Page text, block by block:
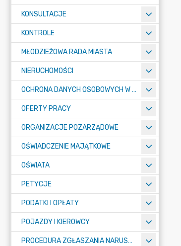
KONSULTACJE
KONTROLE
MŁODZIEŻOWA RADA MIASTA
NIERUCHOMOŚCI
OCHRONA DANYCH OSOBOWYCH W URZĘDZIE MIASTA ŻORY - RODO
OFERTY PRACY
ORGANIZACJE POZARZĄDOWE
OŚWIADCZENIE MAJĄTKOWE
OŚWIATA
PETYCJE
PODATKI I OPŁATY
POJAZDY I KIEROWCY
PROCEDURA ZGŁASZANIA NARUSZEŃ PRAWA